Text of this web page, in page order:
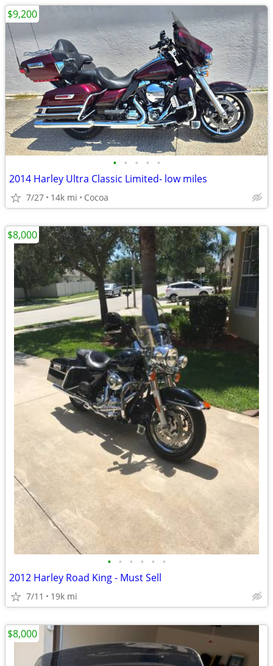
• • • • •
2014 Harley Ultra Classic Limited- low miles
7/27 14k mi Cocoa
$9,200
• • • • • •
2012 Harley Road King - Must Sell
7/11 19k mi
$8,000
$8,000